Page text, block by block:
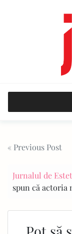
Post
« Previous Post
Jurnalul de
spun că actoria